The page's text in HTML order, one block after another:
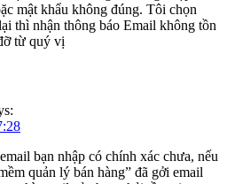
mật khẩu không đúng. Tôi chọn
thì nhận thông báo Email không tồn
từ quý vị
bạn nhập có chính xác chưa, nếu
quản lý bán hàng” đã gởi email